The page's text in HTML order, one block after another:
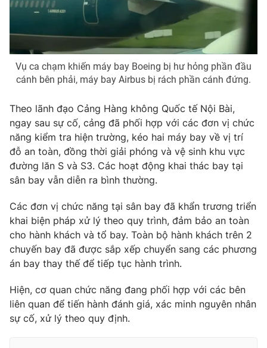
Photo Infographic
Shorts video
VTV Money VTV Thể thao
VTV Sức khoẻ Bất động sản
Thị trường 24h Tấm lòng Việt
VTV4 Vươn mình bằng AI
VTV9 VTV8
Liên hệ tòa soạn English
THỜI BÁO VTV
Vụ ca chạm khiến máy bay Boeing bị hư hỏng phần đầu
cánh bên phải, máy bay Airbus bị rách phần cánh đứng.
Theo lãnh đạo Cảng Hàng không Quốc tế Nội Bài,
ngay sau sự cố, cảng đã phối hợp với các đơn vị chức
năng kiểm tra hiện trường, kéo hai máy bay về vị trí
đỗ an toàn, đồng thời giải phóng và vệ sinh khu vực
đường lăn S và S3. Các hoạt động khai thác bay tại
sân bay vẫn diễn ra bình thường.
Các đơn vị chức năng tại sân bay đã khẩn trương triển
khai biện pháp xử lý theo quy trình, đảm bảo an toàn
cho hành khách và tổ bay. Toàn bộ hành khách trên 2
chuyến bay đã được sắp xếp chuyển sang các phương
án bay thay thế để tiếp tục hành trình.
Hiện, cơ quan chức năng đang phối hợp với các bên
liên quan để tiến hành đánh giá, xác minh nguyên nhân
sự cố, xử lý theo quy định.